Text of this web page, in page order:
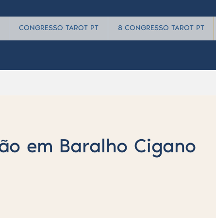
CONGRESSO TAROT PT 8 CONGRESSO TAROT PT
em Baralho Cigano